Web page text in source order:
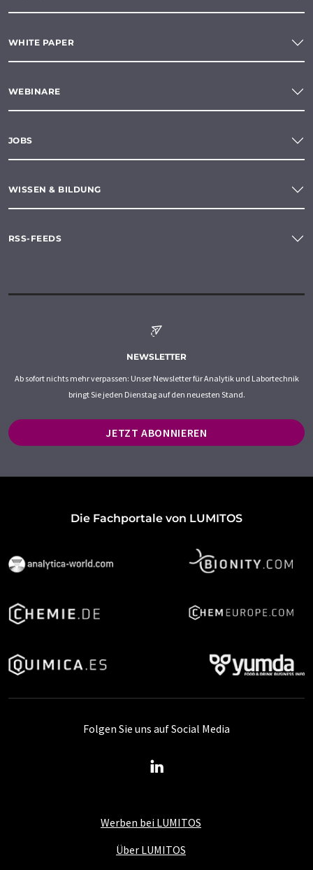
WHITE PAPER
WEBINARE
JOBS
WISSEN & BILDUNG
RSS-FEEDS
NEWSLETTER
Ab sofort nichts mehr verpassen: Unser Newsletter für Analytik und Labortechnik
bringt Sie jeden Dienstag auf den neuesten Stand.
JETZT ABONNIEREN
Die Fachportale von LUMITOS
Werben bei LUMITOS
Über LUMITOS
Folgen Sie uns auf Social Media